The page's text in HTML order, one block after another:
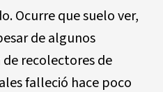
Ocurre que suelo ver,
de algunos
recolectores de
falleció hace poco